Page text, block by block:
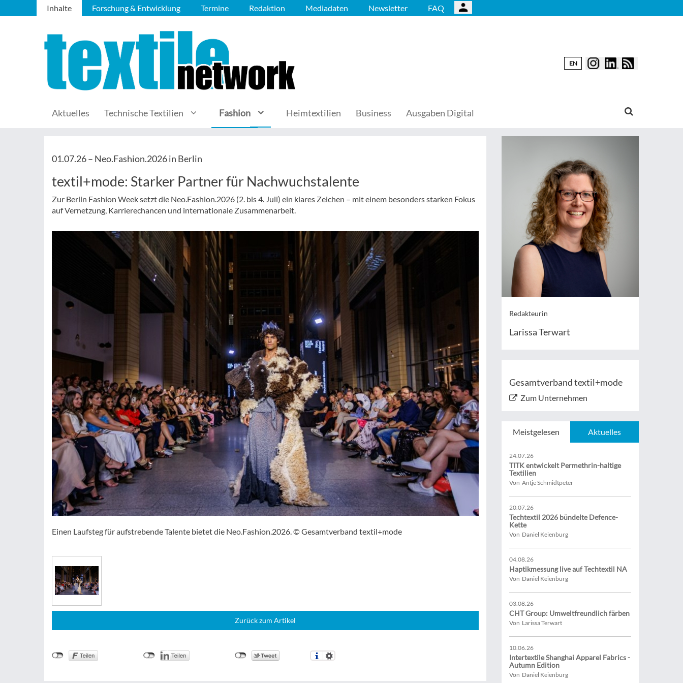
Inhalte Forschung & Entwicklung Termine Redaktion Mediadaten Newsletter FAQ
EN
Aktuelles Technische Textilien Fashion Heimtextilien Business Ausgaben Digital
01.07.26 – Neo.Fashion.2026 in Berlin
textil+mode: Starker Partner für Nachwuchstalente
Zur Berlin Fashion Week setzt die Neo.Fashion.2026 (2. bis 4. Juli) ein klares Zeichen – mit einem besonders starken Fokus
auf Vernetzung, Karrierechancen und internationale Zusammenarbeit.
Einen Laufsteg für aufstrebende Talente bietet die Neo.Fashion.2026. © Gesamtverband textil+mode
Zurück zum Artikel
Redakteurin
Larissa Terwart
Gesamtverband textil+mode
Zum Unternehmen
Meistgelesen Aktuelles
24.07.26
TITK entwickelt Permethrin-haltige
Textilien
Von Antje Schmidtpeter
20.07.26
Techtextil 2026 bündelte Defence-
Kette
Von Daniel Keienburg
04.08.26
Haptikmessung live auf Techtextil NA
Von Daniel Keienburg
03.08.26
CHT Group: Umweltfreundlich färben
Von Larissa Terwart
10.06.26
Intertextile Shanghai Apparel Fabrics -
Autumn Edition
Von Daniel Keienburg